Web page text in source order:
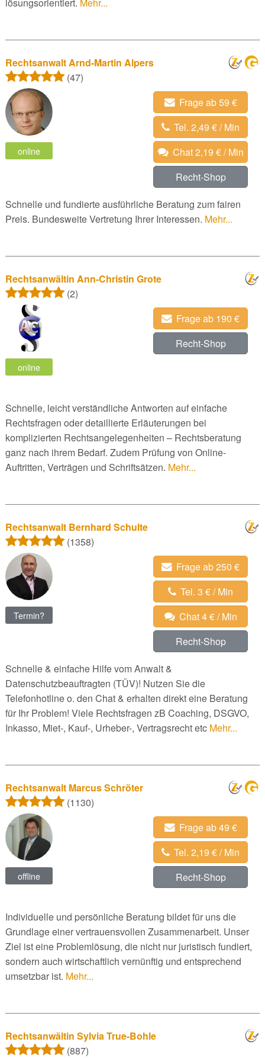
Rechtsanwalt Arnd-Martin Alpers
(47)
online
Frage ab 59 €
Tel. 2,49 € / Min
Chat 2,19 € / Min
Recht-Shop
Schnelle und fundierte ausführliche Beratung zum fairen
Preis. Bundesweite Vertretung Ihrer Interessen. Mehr...
Rechtsanwältin Ann-Christin Grote
(2)
online
Frage ab 190 €
Recht-Shop
Schnelle, leicht verständliche Antworten auf einfache
Rechtsfragen oder detaillierte Erläuterungen bei
komplizierten Rechtsangelegenheiten – Rechtsberatung
ganz nach ihrem Bedarf. Zudem Prüfung von Online-
Auftritten, Verträgen und Schriftsätzen. Mehr...
Rechtsanwalt Bernhard Schulte
(1358)
Termin?
Frage ab 250 €
Tel. 3 € / Min
Chat 4 € / Min
Recht-Shop
Schnelle & einfache Hilfe vom Anwalt &
Datenschutzbeauftragten (TÜV)! Nutzen Sie die
Telefonhotline o. den Chat & erhalten direkt eine Beratung
für Ihr Problem! Viele Rechtsfragen zB Coaching, DSGVO,
Inkasso, Miet-, Kauf-, Urheber-, Vertragsrecht etc Mehr...
Rechtsanwalt Marcus Schröter
(1130)
offline
Frage ab 49 €
Tel. 2,19 € / Min
Recht-Shop
Individuelle und persönliche Beratung bildet für uns die
Grundlage einer vertrauensvollen Zusammenarbeit. Unser
Ziel ist eine Problemlösung, die nicht nur juristisch fundiert,
sondern auch wirtschaftlich vernünftig und entsprechend
umsetzbar ist. Mehr...
Rechtsanwältin Sylvia True-Bohle
(887)